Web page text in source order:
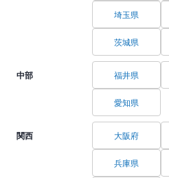
埼玉県
茨城県
中部 福井県
愛知県
関西 大阪府
兵庫県